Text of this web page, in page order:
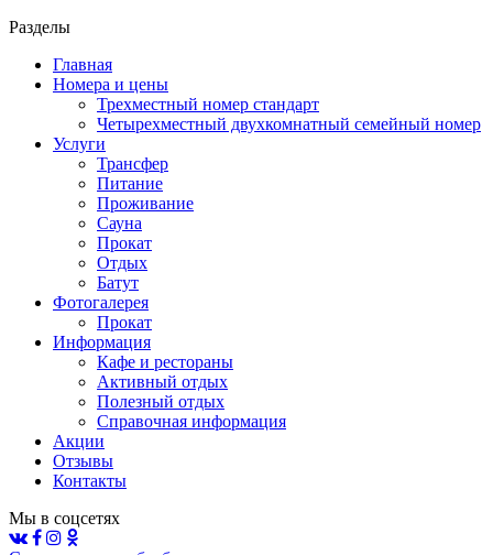
Разделы
Главная
Номера и цены
Трехместный номер стандарт
Четырехместный двухкомнатный семейный номер
Услуги
Трансфер
Питание
Проживание
Сауна
Прокат
Отдых
Батут
Фотогалерея
Прокат
Информация
Кафе и рестораны
Активный отдых
Полезный отдых
Справочная информация
Акции
Отзывы
Контакты
Мы в соцсетях